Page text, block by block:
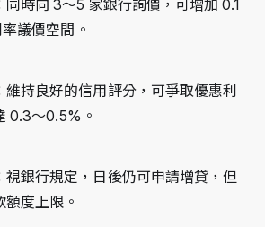
同時向 3～5 家銀行詢價，可增加 0.1
議價空間。
維持良好的信用評分，可爭取優惠利
0.3～0.5%。
視銀行規定，日後仍可申請增貸，但
度上限。